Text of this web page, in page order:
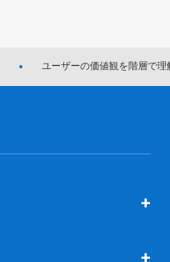
ユーザーの価値観を階層で
+